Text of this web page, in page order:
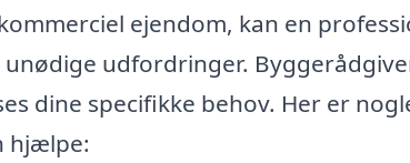
ejendom, kan en
udfordringer.
dine specifikke behov. Her er
hjælpe: